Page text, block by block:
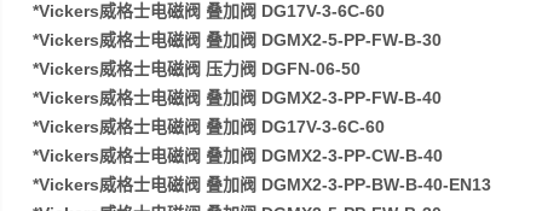
*Vickers威格士电磁阀 叠加阀 DG17V-3-6C-60
*Vickers威格士电磁阀 叠加阀 DGMX2-5-PP-FW-B-30
*Vickers威格士电磁阀 压力阀 DGFN-06-50
*Vickers威格士电磁阀 叠加阀 DGMX2-3-PP-FW-B-40
*Vickers威格士电磁阀 叠加阀 DG17V-3-6C-60
*Vickers威格士电磁阀 叠加阀 DGMX2-3-PP-CW-B-40
*Vickers威格士电磁阀 叠加阀 DGMX2-3-PP-BW-B-40-EN13